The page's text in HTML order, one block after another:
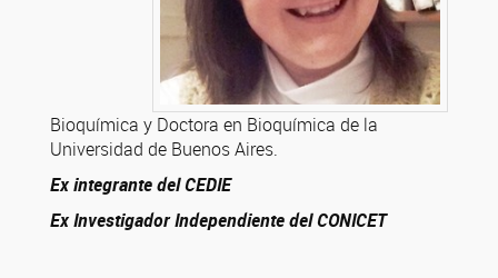
Bioquímica y Doctora en Bioquímica de la
Universidad de Buenos Aires.
Ex integrante del CEDIE
Ex Investigador Independiente delCONICET